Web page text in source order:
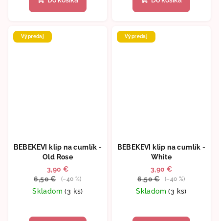
Výpredaj
BEBEKEVI klip na cumlík -
Old Rose
3,90 €
6,50 €
(–40 %)
Skladom(3 ks)
Výpredaj
BEBEKEVI klip na cumlík -
White
3,90 €
6,50 €
(–40 %)
Skladom(3 ks)